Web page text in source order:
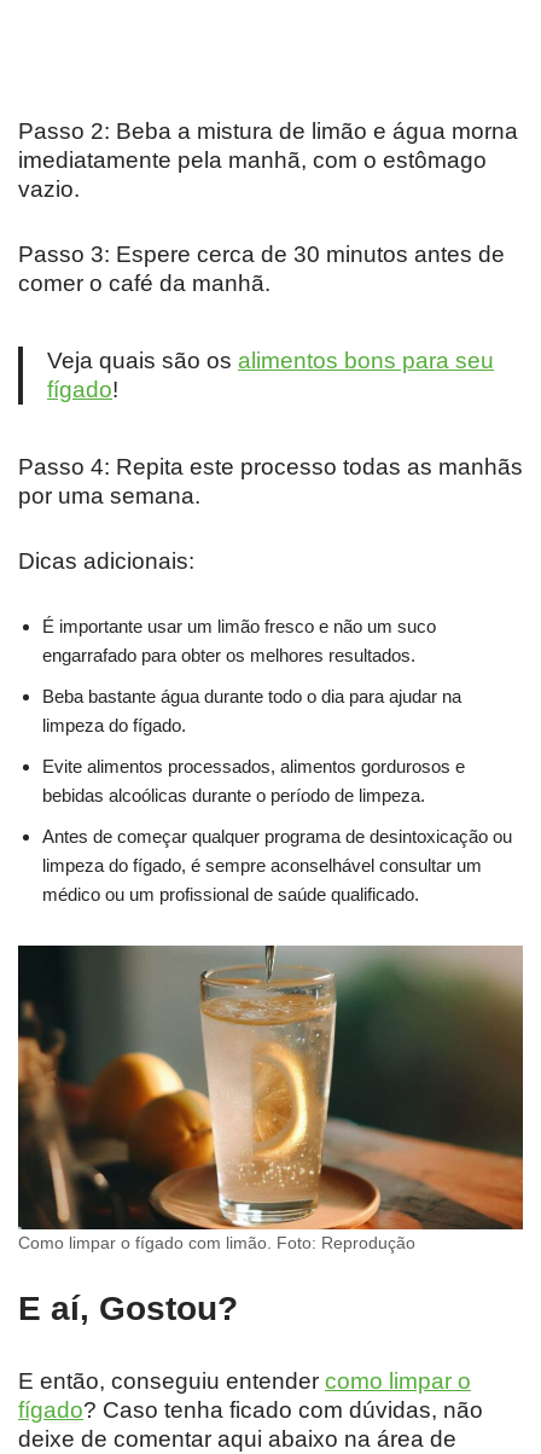
Passo 2: Beba a mistura de limão e água morna
imediatamente pela manhã, com o estômago
vazio.
Passo 3: Espere cerca de 30 minutos antes de
comer o café da manhã.
Veja quais são os alimentos bons para seu
fígado!
Passo 4: Repita este processo todas as manhãs
por uma semana.
Dicas adicionais:
É importante usar um limão fresco e não um suco
engarrafado para obter os melhores resultados.
Beba bastante água durante todo o dia para ajudar na
limpeza do fígado.
Evite alimentos processados, alimentos gordurosos e
bebidas alcoólicas durante o período de limpeza.
Antes de começar qualquer programa de desintoxicação ou
limpeza do fígado, é sempre aconselhável consultar um
médico ou um profissional de saúde qualificado.
Como limpar o fígado com limão. Foto: Reprodução
E aí, Gostou?
E então, conseguiu entender como limpar o
fígado? Caso tenha ficado com dúvidas, não
deixe de comentar aqui abaixo na área de